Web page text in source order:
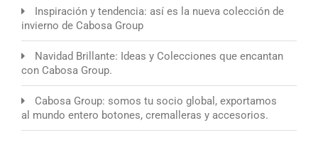
Inspiración y tendencia: así es la nueva colección de
invierno de Cabosa Group
Navidad Brillante: Ideas y Colecciones que encantan
con Cabosa Group.
Cabosa Group: somos tu socio global, exportamos
al mundo entero botones, cremalleras y accesorios.